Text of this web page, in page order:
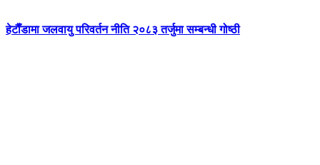
हेटाैँडामा जलवायु परिवर्तन नीति २०८३ तर्जुमा सम्बन्धी गोष्ठी